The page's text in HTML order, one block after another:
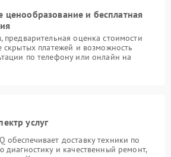
ценообразование и бесплатная
предварительная оценка стоимости
скрытых платежей и возможность
по телефону или онлайн на
услуг
обеспечивает доставку техники по
диагностику и качественный ремонт,